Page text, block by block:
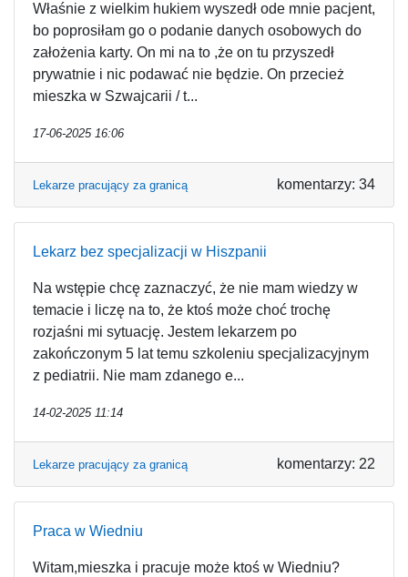
Właśnie z wielkim hukiem wyszedł ode mnie pacjent,
bo poprosiłam go o podanie danych osobowych do
założenia karty. On mi na to ,że on tu przyszedł
prywatnie i nic podawać nie będzie. On przecież
mieszka w Szwajcarii / t...
17-06-2025 16:06
Lekarze pracujący za granicą komentarzy: 34
Lekarz bez specjalizacji w Hiszpanii
Na wstępie chcę zaznaczyć, że nie mam wiedzy w
temacie i liczę na to, że ktoś może choć trochę
rozjaśni mi sytuację. Jestem lekarzem po
zakończonym 5 lat temu szkoleniu specjalizacyjnym
z pediatrii. Nie mam zdanego e...
14-02-2025 11:14
Lekarze pracujący za granicą komentarzy: 22
Praca w Wiedniu
Witam,mieszka i pracuje może ktoś w Wiedniu?